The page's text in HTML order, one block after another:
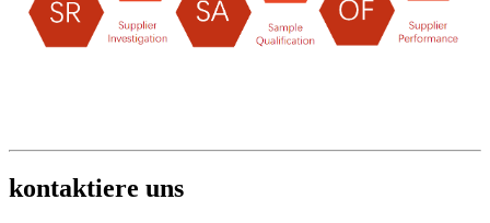
kontaktiere uns